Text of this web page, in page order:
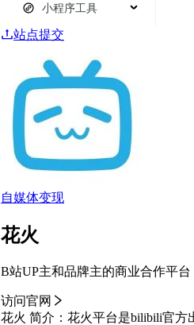
小程序工具
站点提交
自媒体变现
花火
B站UP主和品牌主的商业合作平台
访问官网
花火 简介：花火平台是bilibili官方